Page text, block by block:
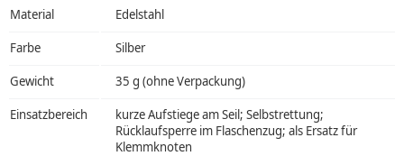
Material Edelstahl
Farbe Silber
Gewicht 35 g (ohne Verpackung)
Einsatzbereich
kurze Aufstiege am Seil; Selbstrettung;
Rücklaufsperre im Flaschenzug; als Ersatz für
Klemmknoten